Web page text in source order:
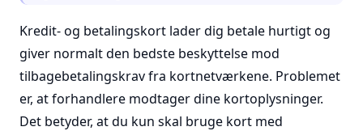
Kredit- og betalingskort lader dig betale hurtigt og
giver normalt den bedste beskyttelse mod
tilbagebetalingskrav fra kortnetværkene. Problemet
er, at forhandlere modtager dine kortoplysninger.
Det betyder, at du kun skal bruge kort med